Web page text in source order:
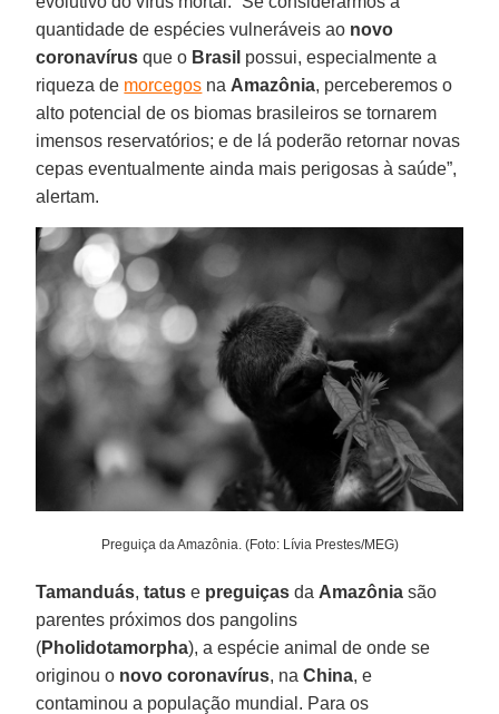
quantidade de espécies vulneráveis ao novo
coronavírus que o Brasil possui, especialmente a
riqueza de morcegos na Amazônia, perceberemos o
alto potencial de os biomas brasileiros se tornarem
imensos reservatórios; e de lá poderão retornar novas
cepas eventualmente ainda mais perigosas à saúde”,
alertam.
Preguiça da Amazônia. (Foto: Lívia Prestes/MEG)
Tamanduás,tatus e preguiças da Amazônia são
parentes próximos dos pangolins
(Pholidotamorpha), a espécie animal de onde se
originou o novo coronavírus, naChina, e
contaminou a população mundial. Para os